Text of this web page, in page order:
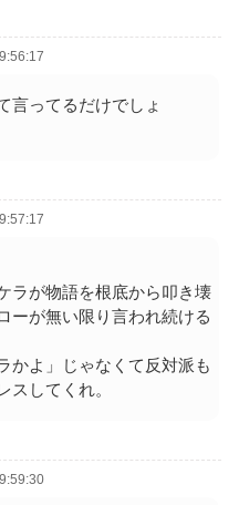
言ってるだけでしょ
ラが物語を根底から叩き壊
ーが無い限り言われ続ける
かよ」じゃなくて反対派も
スしてくれ。